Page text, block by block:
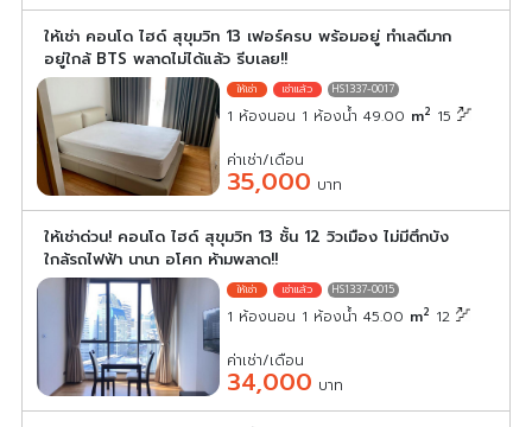
ให้เช่า คอนโด ไฮด์ สุขุมวิท 13 เฟอร์ครบ พร้อมอยู่ ทำเลดีมาก
อยู่ใกล้ BTS พลาดไม่ได้แล้ว รีบเลย!!
HS1337-0017
1 ห้องนอน 1 ห้องน้ำ 49.00 m2 15
ค่าเช่า/เดือน
35,000 บาท
ให้เช่าด่วน! คอนโด ไฮด์ สุขุมวิท 13 ชั้น 12 วิวเมือง ไม่มีตึกบัง
ใกล้รถไฟฟ้า นานา อโศก ห้ามพลาด!!
HS1337-0015
1 ห้องนอน 1 ห้องน้ำ 45.00 m2 12
ค่าเช่า/เดือน
34,000 บาท